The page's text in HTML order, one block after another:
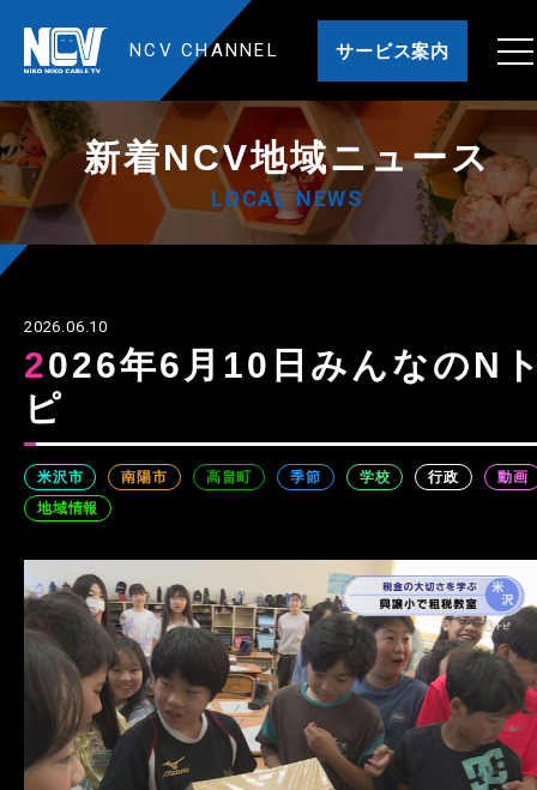
NCV CHANNEL サービス案内
新着NCV地域ニュース
LOCAL NEWS
2026.06.10
2026年6月10日みんなのNト
ピ
米沢市 南陽市 高畠町 季節 学校 行政
動画
地域情報